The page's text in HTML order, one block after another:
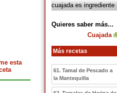
cuajada es ingrediente
postres lácteos.
Quieres saber más...
Cuajada
Más recetas
61. Tamal de Pescado a
la Mantequilla
esta